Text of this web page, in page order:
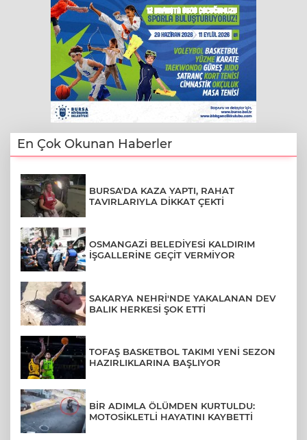
En Çok Okunan Haberler
BURSA'DA KAZA YAPTI, RAHAT
TAVIRLARIYLA DİKKAT ÇEKTİ
OSMANGAZİ BELEDİYESİ KALDIRIM
İŞGALLERİNE GEÇİT VERMİYOR
SAKARYA NEHRİ'NDE YAKALANAN DEV
BALIK HERKESİ ŞOK ETTİ
TOFAŞ BASKETBOL TAKIMI YENİ SEZON
HAZIRLIKLARINA BAŞLIYOR
BİR ADIMLA ÖLÜMDEN KURTULDU:
MOTOSİKLETLİ HAYATINI KAYBETTİ